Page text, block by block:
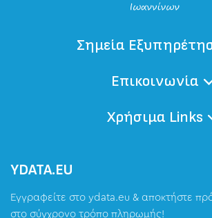
Σημεία
Επικοινωνία
Χρήσιμα Links
ΥDATA.EU
Εγγραφείτε στο ydata.eu & αποκτήστε
στο σύγχρονο τρόπο πληρωμής!